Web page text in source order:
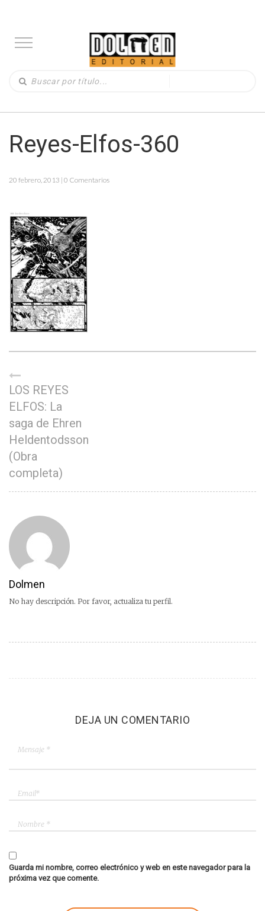
Reyes-Elfos-360
20 febrero, 2013 | 0 Comentarios
LOS REYES
ELFOS: La
saga de Ehren
Heldentodsson
(Obra
completa)
Dolmen
No hay descripción. Por favor, actualiza tu perfil.
DEJA UN COMENTARIO
Guarda mi nombre, correo electrónico y web en este navegador para la
próxima vez que comente.